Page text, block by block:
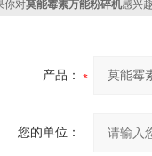
你对莫能霉素万能粉碎机感兴
产品：
您的单位：